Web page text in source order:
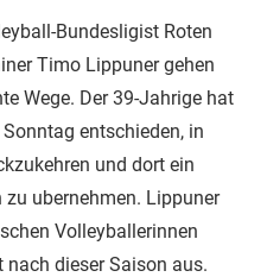
Bundesligist Roten
Timo Lippuner gehen
Wege. Der 39-Jahrige hat
entschieden, in
und dort ein
ubernehmen. Lippuner
Volleyballerinnen
dieser Saison aus.